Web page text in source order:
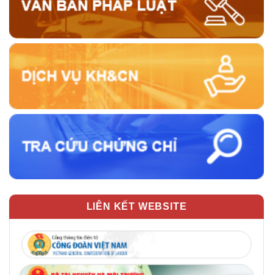
LIÊN KẾT WEBSITE